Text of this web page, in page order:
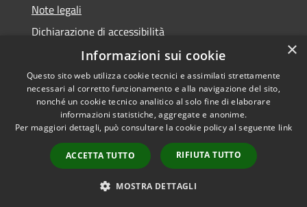
Note legali
Dichiarazione di accessibilità
Accessibilità
Privacy
Mappa del sito
Obiettivi di accessibilità
Copyright © 2026 • Città di
Montecchio Maggiore •
Powered byMunicipium •
Accesso redazione
×
Informazioni sui cookie
Questo sito web utilizza cookie tecnici e assimilati strettamente
necessari al corretto funzionamento e alla navigazione del sito,
nonché un cookie tecnico analitico al solo fine di elaborare
informazioni statistiche, aggregate e anonime.
Per maggiori dettagli, può consultare la cookie policy al seguente link
ACCETTA TUTTO RIFIUTA TUTTO
MOSTRA DETTAGLI